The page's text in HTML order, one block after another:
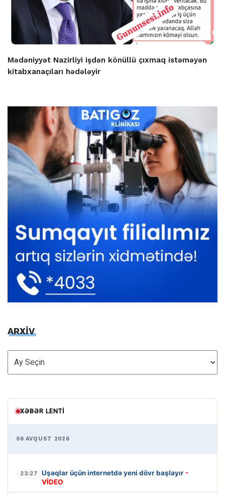
Mədəniyyət Nazirliyi işdən könüllü çıxmaq istəməyən
kitabxanaçıları hədələyir
ARXİV
ARXİV
XƏBƏR LENTI
06 AVQUST 2026
23:27 Uşaqlar üçün internetdə yeni dövr başlayır -
VİDEO